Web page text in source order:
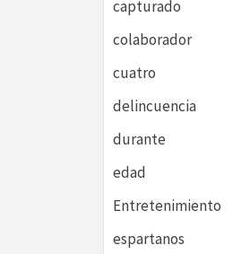
capturado
colaborador
cuatro
delincuencia
durante
edad
Entretenimiento
espartanos